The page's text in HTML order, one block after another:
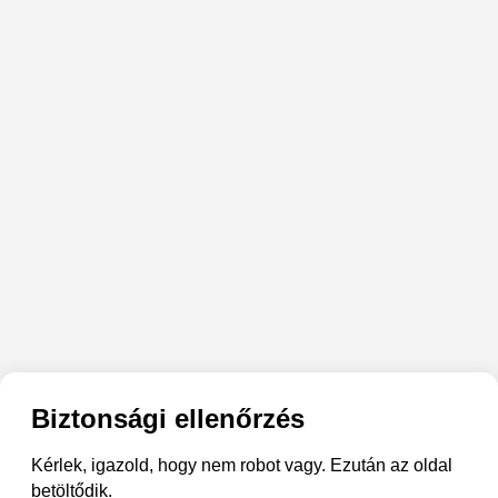
Biztonsági ellenőrzés
Kérlek, igazold, hogy nem robot vagy. Ezután az oldal
betöltődik.